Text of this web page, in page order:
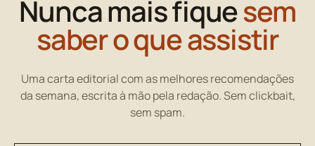
Nunca mais fiquesem
saber o que assistir
Uma carta editorial com as melhores recomendações
da semana, escrita à mão pela redação. Sem clickbait,
sem spam.